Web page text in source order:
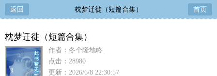
返回 枕梦迁徙（短篇合集） 首页
枕梦迁徙（短篇合集）
作者：冬个隆地咚
点击：28980
更新：2026/6/8 22:30:57